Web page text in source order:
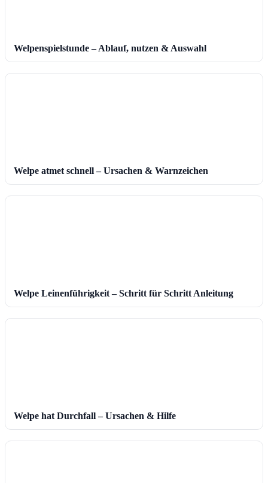
Welpenspielstunde – Ablauf, nutzen & Auswahl
Welpe atmet schnell – Ursachen & Warnzeichen
Welpe Leinenführigkeit – Schritt für Schritt Anleitung
Welpe hat Durchfall – Ursachen & Hilfe